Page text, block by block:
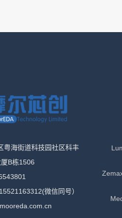
粤海街道科技园社区科丰
B栋1506
微信同号）